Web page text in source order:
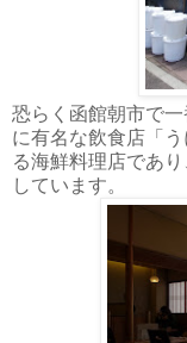
恐らく函館朝市で
に有名な飲食店「
る海鮮料理店であ
しています。